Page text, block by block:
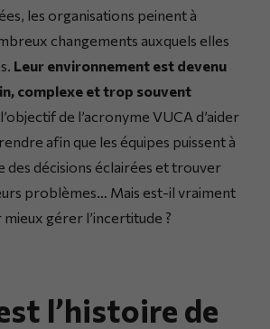
les organisations peinent à
changements auxquels elles
Leur environnement est devenu
complexe et trop souvent
l’objectif de l’acronyme VUCA d’aider
afin que les équipes puissent à
des décisions éclairées et trouver
problèmes… Mais est-il vraiment
gérer l’incertitude ?
l’histoire de